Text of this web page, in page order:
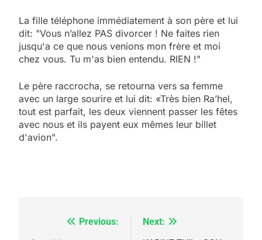
La fille téléphone immédiatement à son père et lui
dit: "Vous n’allez PAS divorcer ! Ne faites rien
jusqu'a ce que nous venions mon frère et moi
chez vous. Tu m'as bien entendu. RIEN !"
Le père raccrocha, se retourna vers sa femme
avec un large sourire et lui dit: «Très bien Ra’hel,
tout est parfait, les deux viennent passer les fêtes
avec nous et ils payent eux mêmes leur billet
d'avion".
NavigationPrevious:
Next:
l’antisémitisme